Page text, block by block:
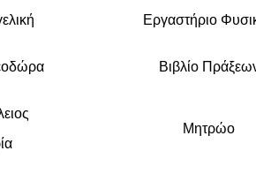
Εργαστήριο
Βιβλίο
Μητρώο